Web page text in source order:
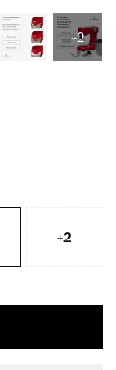
+2
+2